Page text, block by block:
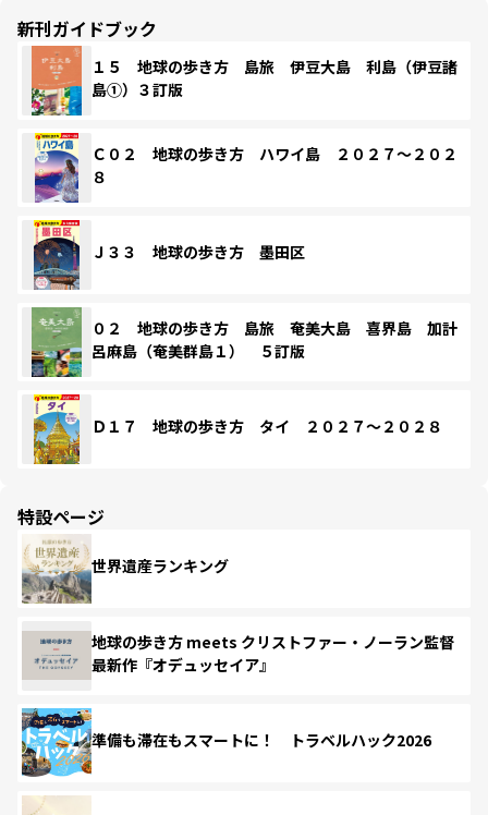
新刊ガイドブック
１５ 地球の歩き方 島旅 伊豆大島 利島（伊豆諸
島①）３訂版
Ｃ０２ 地球の歩き方 ハワイ島 ２０２７～２０２
８
Ｊ３３ 地球の歩き方 墨田区
０２ 地球の歩き方 島旅 奄美大島 喜界島 加計
呂麻島（奄美群島１） ５訂版
Ｄ１７ 地球の歩き方 タイ ２０２７～２０２８
特設ページ
世界遺産ランキング
地球の歩き方 meets クリストファー・ノーラン監督
最新作『オデュッセイア』
準備も滞在もスマートに！ トラベルハック2026